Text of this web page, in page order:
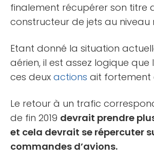
finalement récupérer son titre
constructeur de jets au niveau
Etant donné la situation
aérien, il est assez logique que
ces deux actions ait fortement
Le retour à un trafic
de fin 2019 devrait prendre
et cela devrait se répercuter
commandes d’avions.